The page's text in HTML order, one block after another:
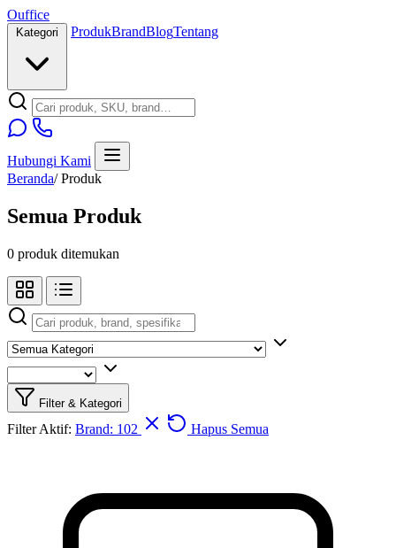
Ouffice
ProdukBrandBlogTentang
Hubungi Kami
Beranda/ Produk
Semua Produk
0 produk ditemukan
Filter & Kategori
Filter Aktif: Brand: 102 Hapus Semua